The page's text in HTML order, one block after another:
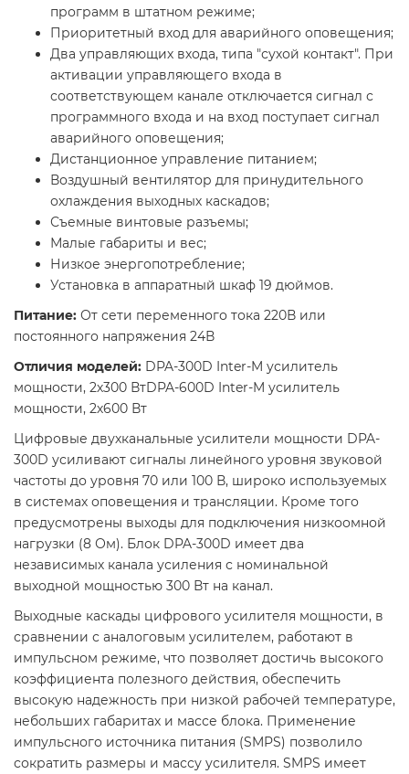
программ в штатном режиме;
Приоритетный вход для аварийного оповещения;
Два управляющих входа, типа "сухой контакт". При
активации управляющего входа в
соответствующем канале отключается сигнал с
программного входа и на вход поступает сигнал
аварийного оповещения;
Дистанционное управление питанием;
Воздушный вентилятор для принудительного
охлаждения выходных каскадов;
Съемные винтовые разъемы;
Малые габариты и вес;
Низкое энергопотребление;
Установка в аппаратный шкаф 19 дюймов.
Питание: От сети переменного тока 220В или
постоянного напряжения 24В
Отличия моделей: DPA-300D Inter-M усилитель
мощности, 2х300 ВтDPA-600D Inter-M усилитель
мощности, 2х600 Вт
Цифровые двухканальные усилители мощности DPA-
300D усиливают сигналы линейного уровня звуковой
частоты до уровня 70 или 100 В, широко используемых
в системах оповещения и трансляции. Кроме того
предусмотрены выходы для подключения низкоомной
нагрузки (8 Ом). Блок DPA-300D имеет два
независимых канала усиления с номинальной
выходной мощностью 300 Вт на канал.
Выходные каскады цифрового усилителя мощности, в
сравнении с аналоговым усилителем, работают в
импульсном режиме, что позволяет достичь высокого
коэффициента полезного действия, обеспечить
высокую надежность при низкой рабочей температуре,
небольших габаритах и массе блока. Применение
импульсного источника питания (SMPS) позволило
сократить размеры и массу усилителя. SMPS имеет